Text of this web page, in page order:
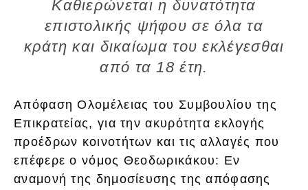
Καθιερώνεται η δυνατότητα
επιστολικής ψήφου σε όλα τα
κράτη και δικαίωμα του εκλέγεσθαι
από τα 18 έτη.
Απόφαση Ολομέλειας του Συμβουλίου της
Επικρατείας, για την ακυρότητα εκλογής
προέδρων κοινοτήτων και τις αλλαγές που
επέφερε ο νόμος Θεοδωρικάκου: Εν
αναμονή της δημοσίευσης της απόφασης